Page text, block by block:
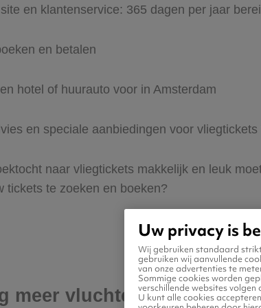
en klantenservice: 365 dagen per jaar
en betalen
hotel of huurauto voor in Amsterdam
en speciale aanbiedingen voor
naar vliegtickets makkelijk en leuk
tickets te zoeken en boeken?
meer vluchten naar
Uw privacy is
Wij gebruiken standaard
gebruiken wij aanvullende
van onze advertenties te
Sommige cookies worden
verschillende websites
U kunt alle cookies